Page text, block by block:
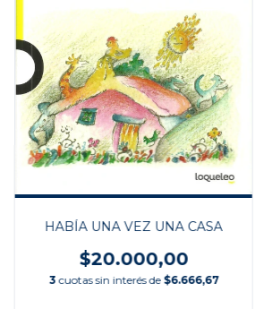
HABÍA UNA VEZ UNA CASA
$20.000,00
3 cuotas sin interés de $6.666,67